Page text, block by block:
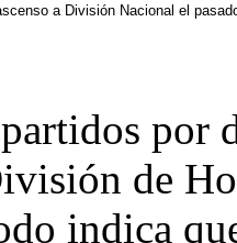
a División Nacional el
por
de
indica